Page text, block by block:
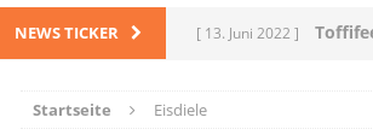
NEWS TICKER [ 13. Juni 2022 ]
Startseite Eisdiele